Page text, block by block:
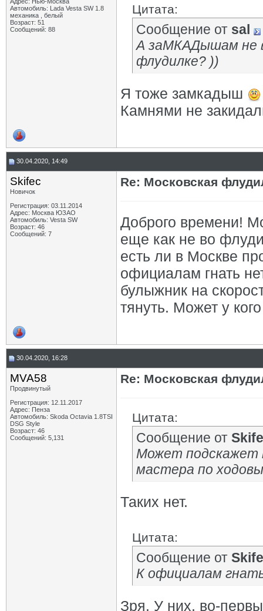
Автомобиль: Lada Vesta SW 1.8
механика , белый
Возраст: 51
Сообщений: 88
Цитата:
Сообщение от sal
А заМКАДышам не
флудилке? ))
Я тоже замкадыш
Камнями не
30.04.2020, 14:49
Skifec
Новичок
Регистрация: 03.11.2014
Адрес: Москва ЮЗАО
Автомобиль: Vesta SW
Возраст: 46
Сообщений: 7
Re: Московская
Доброго времени!
еще как не во
есть ли в Москве
официалам гнать
булыжник на
тянуть. Может у
30.04.2020, 16:28
MVA58
Продвинутый
Регистрация: 12.11.2017
Адрес: Пенза
Автомобиль: Skoda Octavia 1.8TSI
DSG Style
Возраст: 46
Сообщений: 5,131
Re: Московская
Цитата:
Сообщение от
Может подскажет
мастера по
Таких нет.
Цитата:
Сообщение от
К официалам
Зря. У них, во-